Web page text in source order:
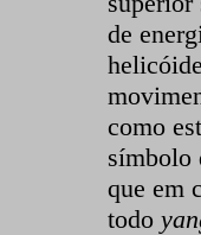
de
como
símbolo
que em
todo